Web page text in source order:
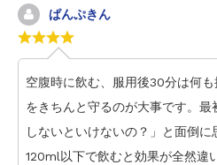
ぱんぷきん
空腹時に飲む、服用後30分は何
をきちんと守るのが大事です。
しないといけないの？」と面倒に
120ml以下で飲むと効果が全然違